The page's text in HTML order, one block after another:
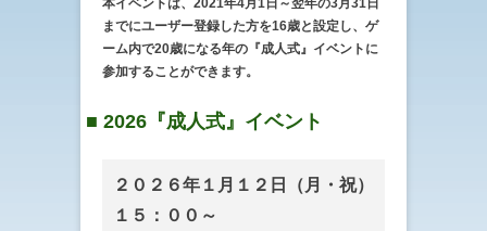
本イベントは、2021年4月1日～翌年の3月31日
までにユーザー登録した方を16歳と設定し、ゲ
ーム内で20歳になる年の『成人式』イベントに
参加することができます。
■ 2026『成人式』イベント
２０２６年１月１２日（月・祝）
１５：００～